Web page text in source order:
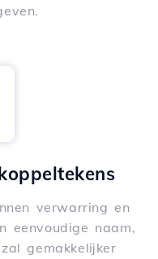
verwarring en
eenvoudige naam,
gemakkelijker